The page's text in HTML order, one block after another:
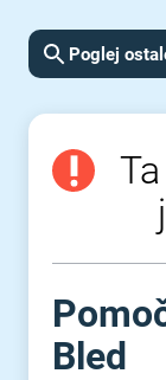
Poglej
Bled